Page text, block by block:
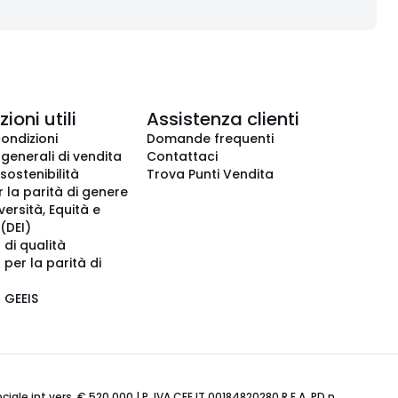
utili
di vendita
la parità di genere
Equità e
qualità
per la parità di
Assistenza clienti
Domande frequenti
Contattaci
Trova Punti Vendita